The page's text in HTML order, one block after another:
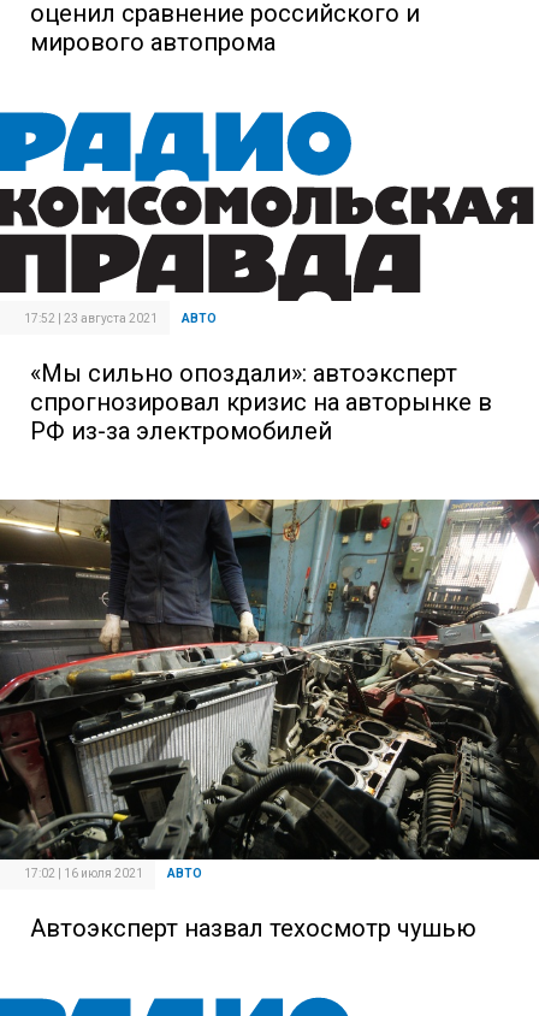
оценил сравнение российского и
мирового автопрома
17:52 | 23 августа 2021 АВТО
«Мы сильно опоздали»: автоэксперт
спрогнозировал кризис на авторынке в
РФ из-за электромобилей
17:02 | 16 июля 2021 АВТО
Автоэксперт назвал техосмотр чушью